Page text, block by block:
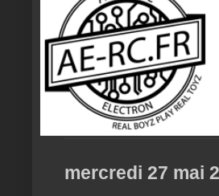
mercredi 27 mai